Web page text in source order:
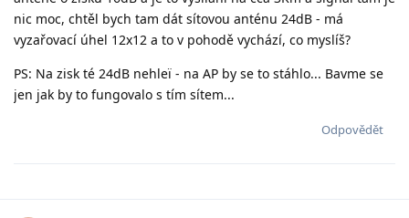
nic moc, chtěl bych tam dát sítovou anténu 24dB - má
vyzařovací úhel 12x12 a to v pohodě vychází, co myslíš?
PS: Na zisk té 24dB nehleï - na AP by se to stáhlo... Bavme se
jen jak by to fungovalo s tím sítem...
Odpovědět